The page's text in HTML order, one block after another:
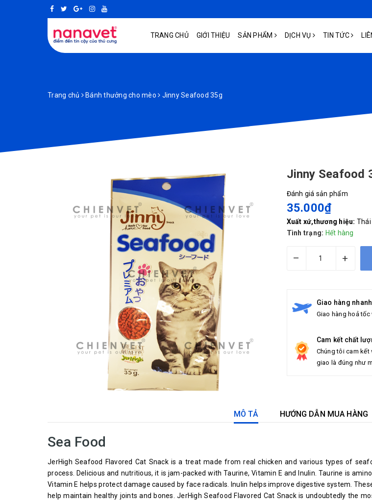
TRANG CHỦ GIỚI THIỆU SẢN PHẨM DỊCH VỤ TIN TỨC
Trang chủ Bánh thưởng cho mèo Jinny Seafood 35g
Jinny Seafood
Đánh giá sản phẩm
35.000₫
Xuất xứ,thương hiệu: Thái
Tình trạng: Hết hàng
– +
Giao hàng
Giao hàng hoả
Cam kết chất
Chúng tôi cam kết
giao là đúng như
MÔ TẢ HƯỚNG DẪN MUA HÀNG
Sea Food
JerHigh Seafood Flavored Cat Snack is a treat made from real chicken and various types of
process. Delicious and nutritious, it is jam-packed with Taurine, Vitamin E and Inulin. Taurine is
Vitamin E helps protect damage caused by face radicals. Inulin helps improve digestive system.
help maintain healthy joints and bones. JerHigh Seafood Flavored Cat Snack is undoubtedly the